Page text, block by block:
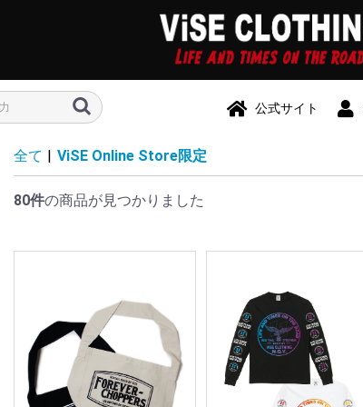
公式サイト
全て | ViSE Online Store限定
80件の商品が見つかりました